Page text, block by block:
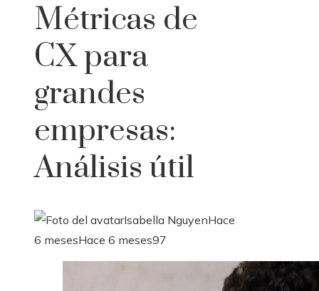
Métricas de
CX para
grandes
empresas:
Análisis útil
Isabella NguyenHace
6 mesesHace 6 meses97